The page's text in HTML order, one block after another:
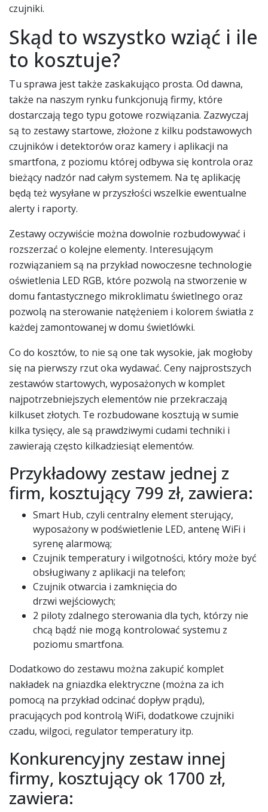
czujniki.
Skąd to wszystko wziąć i ile
to kosztuje?
Tu sprawa jest także zaskakująco prosta. Od dawna,
także na naszym rynku funkcjonują firmy, które
dostarczają tego typu gotowe rozwiązania. Zazwyczaj
są to zestawy startowe, złożone z kilku podstawowych
czujników i detektorów oraz kamery i aplikacji na
smartfona, z poziomu której odbywa się kontrola oraz
bieżący nadzór nad całym systemem. Na tę aplikację
będą też wysyłane w przyszłości wszelkie ewentualne
alerty i raporty.
Zestawy oczywiście można dowolnie rozbudowywać i
rozszerzać o kolejne elementy. Interesującym
rozwiązaniem są na przykład nowoczesne technologie
oświetlenia LED RGB, które pozwolą na stworzenie w
domu fantastycznego mikroklimatu świetlnego oraz
pozwolą na sterowanie natężeniem i kolorem światła z
każdej zamontowanej w domu świetlówki.
Co do kosztów, to nie są one tak wysokie, jak mogłoby
się na pierwszy rzut oka wydawać. Ceny najprostszych
zestawów startowych, wyposażonych w komplet
najpotrzebniejszych elementów nie przekraczają
kilkuset złotych. Te rozbudowane kosztują w sumie
kilka tysięcy, ale są prawdziwymi cudami techniki i
zawierają często kilkadziesiąt elementów.
Przykładowy zestaw jednej z
firm, kosztujący 799 zł, zawiera:
Smart Hub, czyli centralny element sterujący,
wyposażony w podświetlenie LED, antenę WiFi i
syrenę alarmową;
Czujnik temperatury i wilgotności, który może być
obsługiwany z aplikacji na telefon;
Czujnik otwarcia i zamknięcia do
drzwi wejściowych;
2 piloty zdalnego sterowania dla tych, którzy nie
chcą bądź nie mogą kontrolować systemu z
poziomu smartfona.
Dodatkowo do zestawu można zakupić komplet
nakładek na gniazdka elektryczne (można za ich
pomocą na przykład odcinać dopływ prądu),
pracujących pod kontrolą WiFi, dodatkowe czujniki
czadu, wilgoci, regulator temperatury itp.
Konkurencyjny zestaw innej
firmy, kosztujący ok 1700 zł,
zawiera: